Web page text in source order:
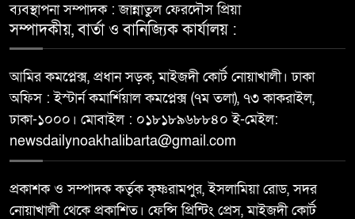
ব্যবস্থাপনা সম্পাদক : জান্নাতুল ফেরদৌস প্রিয়া
সম্পাদকীয়, বার্তা ও বানিজ্যিক কার্যালয় :
আমির কমপ্লেক্স, প্রধান সড়ক, মাইজদী কোর্ট নোয়াখালী। ঢাকা
অফিস : ইস্টার্ন কমার্শিয়াল কমপ্লেক্স (৭ম তলা), ৭৩ কাকরাইল,
ঢাকা-১০০০। মোবাইল : ০১৮১৮৯৬৮৮৪০ ই-মেইল:
newsdailynoakhalibarta@gmail.com
প্রকাশক ও সম্পাদক কর্তৃক কৃষ্ণরামপুর, ইসলামিয়া রোড, সদর
নোয়াখালী থেকে প্রকাশিত। ফেন্সি প্রিন্টিং প্রেস, মাইজদী কোর্ট